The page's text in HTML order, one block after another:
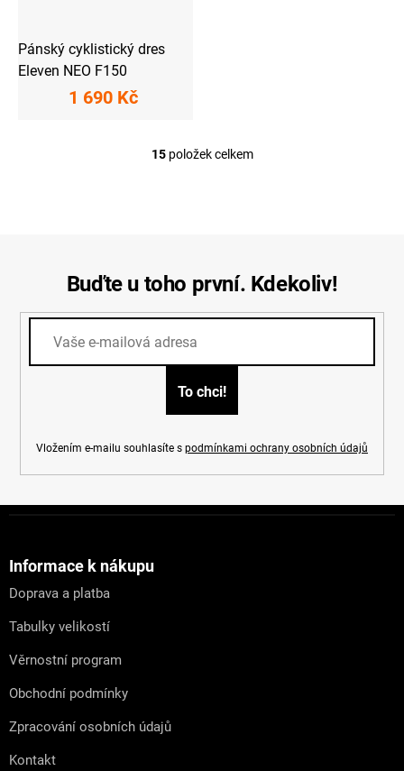
Pánský cyklistický dres
Eleven NEO F150
1 690 Kč
O
í
p
r
v
ý
i
u
15položek celkem
Buďte u toho první. Kdekoliv!
Vložením e-mailu souhlasíte s podmínkami ochrany osobních údajů
Informace k nákupu
Doprava a platba
Tabulky velikostí
Věrnostní program
Obchodní podmínky
Zpracování osobních údajů
Kontakt